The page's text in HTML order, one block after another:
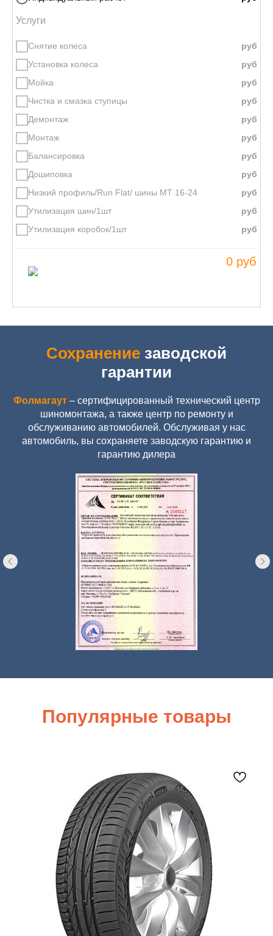
Услуги
Снятие колеса
Установка колеса
Мойка
Чистка и смазка ступицы
Демонтаж
Монтаж
Балансировка
Дошиповка
Низкий профиль/Run Flat/ шины МТ 16-24
Утилизация шин/1шт
Утилизация коробок/1шт
Сохранение заводской
гарантии
Фолмагаут – сертифицированный технический центр
шиномонтажа, а также центр по ремонту и
обслуживанию автомобилей. Обслуживая у нас
автомобиль, вы сохраняете заводскую гарантию и
гарантию дилера
Популярные товары